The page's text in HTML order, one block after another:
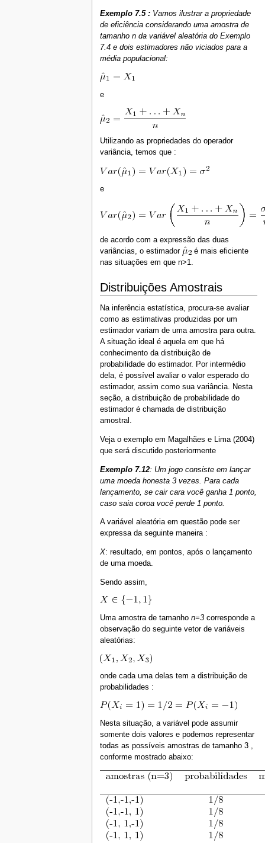
Exemplo 7.5 :Vamos ilustrar a propriedade
de eficiência considerando uma amostra de
tamanho n da variável aleatória do Exemplo
7.4 e dois estimadores não viciados para a
média populacional:
e
Utilizando as propriedades do operador
variância, temos que :
e
de acordo com a expressão das duas
variâncias, o estimador
é mais eficiente
nas situações em que n>1.
Distribuições Amostrais
Na inferência estatística, procura-se avaliar
como as estimativas produzidas por um
estimador variam de uma amostra para outra.
A situação ideal é aquela em que há
conhecimento da distribuição de
probabilidade do estimador. Por intermédio
dela, é possível avaliar o valor esperado do
estimador, assim como sua variância. Nesta
seção, a distribuição de probabilidade do
estimador é chamada de distribuição
amostral.
Veja o exemplo em Magalhães e Lima (2004)
que será discutido posteriormente
Exemplo 7.12: Um jogo consiste em lançar
uma moeda honesta 3 vezes. Para cada
lançamento, se cair cara você ganha 1 ponto,
caso saia coroa você perde 1 ponto.
A variável aleatória em questão pode ser
expressa da seguinte maneira :
X: resultado, em pontos, após o lançamento
de uma moeda.
Sendo assim,
Uma amostra de tamanho n=3corresponde a
observação do seguinte vetor de variáveis
aleatórias:
onde cada uma delas tem a distribuição de
probabilidades :
Nesta situação, a variável pode assumir
somente dois valores e podemos representar
todas as possíveis amostras de tamanho 3 ,
conforme mostrado abaixo: